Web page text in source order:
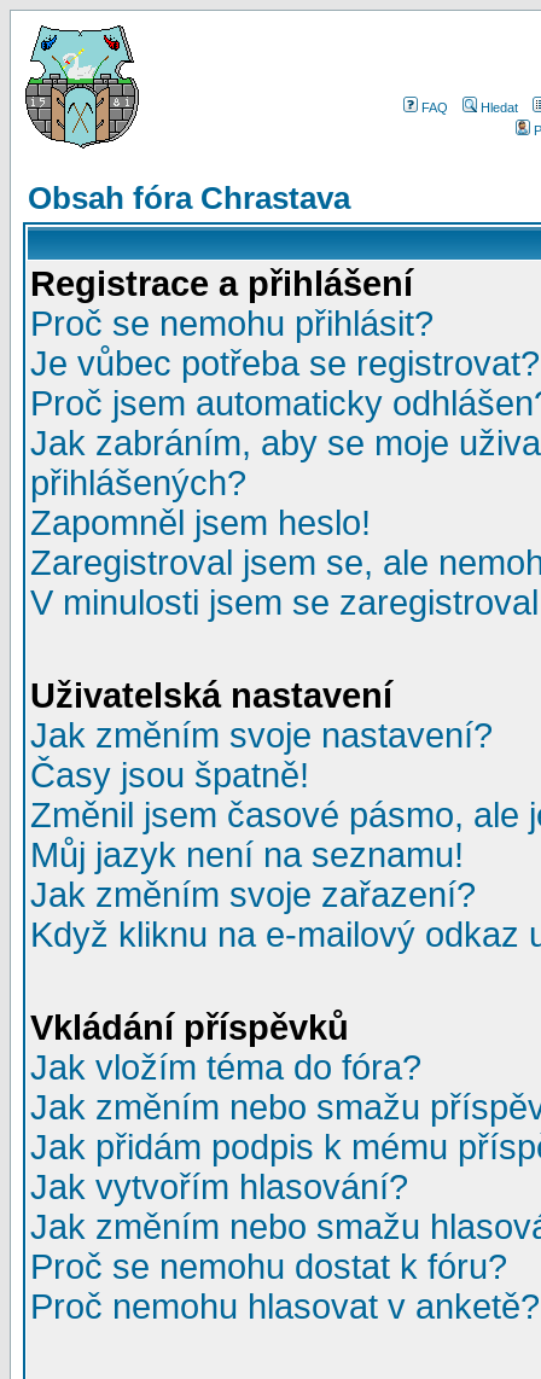
FAQ
Hledat
Obsah fóra Chrastava
Registrace a přihlášení
Proč se nemohu přihlásit?
Je vůbec potřeba se registrovat?
Proč jsem automaticky
Jak zabráním, aby se moje
přihlášených?
Zapomněl jsem heslo!
Zaregistroval jsem se, ale
V minulosti jsem se
Uživatelská nastavení
Jak změním svoje nastavení?
Časy jsou špatně!
Změnil jsem časové pásmo, ale
Můj jazyk není na seznamu!
Jak změním svoje zařazení?
Když kliknu na e-mailový odkaz
Vkládání příspěvků
Jak vložím téma do fóra?
Jak změním nebo smažu
Jak přidám podpis k mému
Jak vytvořím hlasování?
Jak změním nebo smažu
Proč se nemohu dostat k fóru?
Proč nemohu hlasovat v anketě?